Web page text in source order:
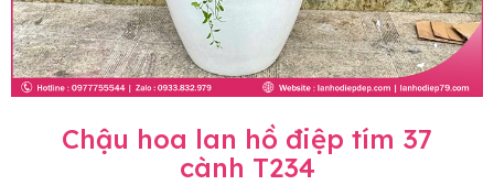
Chậu hoa lan hồ điệp tím 37
cành T234